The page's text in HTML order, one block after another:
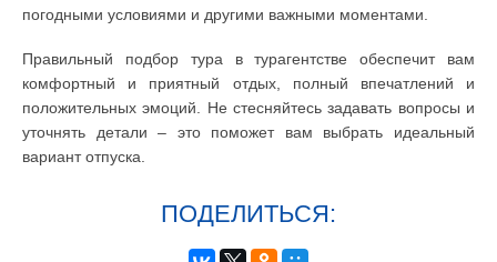
погодными условиями и другими важными моментами.
Правильный подбор тура в турагентстве обеспечит вам
комфортный и приятный отдых, полный впечатлений и
положительных эмоций. Не стесняйтесь задавать вопросы и
уточнять детали – это поможет вам выбрать идеальный
вариант отпуска.
ПОДЕЛИТЬСЯ: